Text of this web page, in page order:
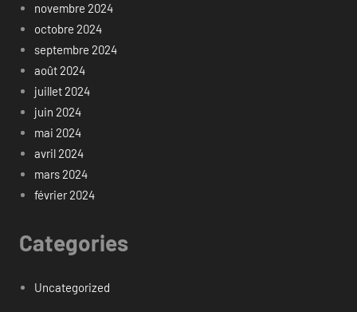
novembre 2024
octobre 2024
septembre 2024
août 2024
juillet 2024
juin 2024
mai 2024
avril 2024
mars 2024
février 2024
Categories
Uncategorized